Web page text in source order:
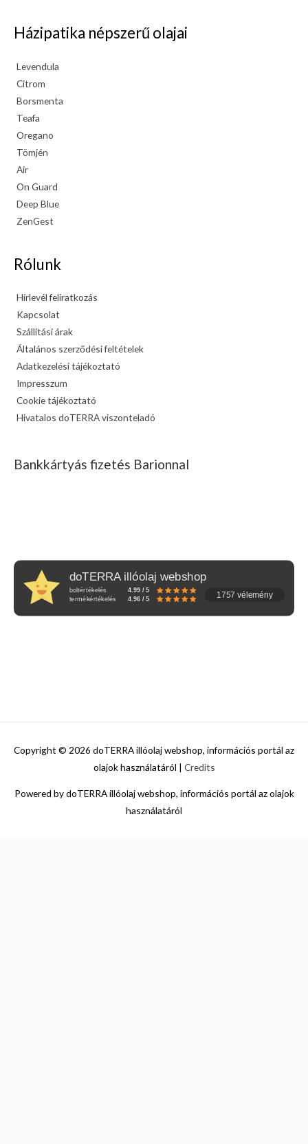
Házipatika népszerű olajai
Levendula
Citrom
Borsmenta
Teafa
Oregano
Tömjén
Air
On Guard
Deep Blue
ZenGest
Rólunk
Hírlevél feliratkozás
Kapcsolat
Szállítási árak
Általános szerződési feltételek
Adatkezelési tájékoztató
Impresszum
Cookie tájékoztató
Hivatalos doTERRA viszonteladó
Bankkártyás fizetés Barionnal
doTERRA illóolaj webshop
boltértékelés
4.99 / 5
termékértékelés
4.96 / 5 1757 vélemény
Copyright © 2026 doTERRA illóolaj webshop, információs portál az
olajok használatáról | Credits
Powered bydoTERRA illóolaj webshop, információs portál az olajok
használatáról